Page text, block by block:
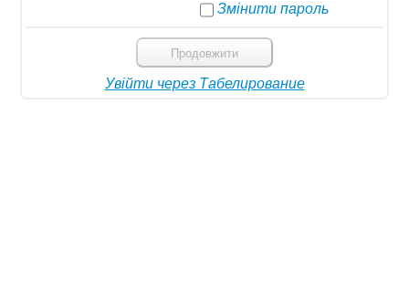
Змінити пароль
Продовжити
Увійти через Табелирование